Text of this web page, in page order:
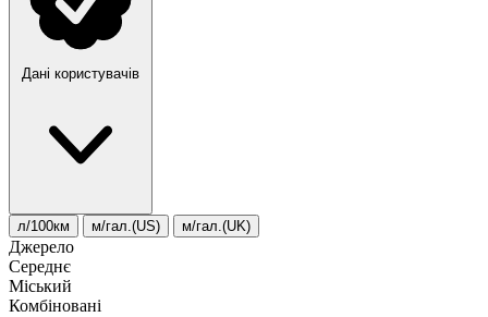
Дані користувачів
л/100км м/гал.(US) м/гал.(UK)
Джерело
Середнє
Міський
Комбіновані